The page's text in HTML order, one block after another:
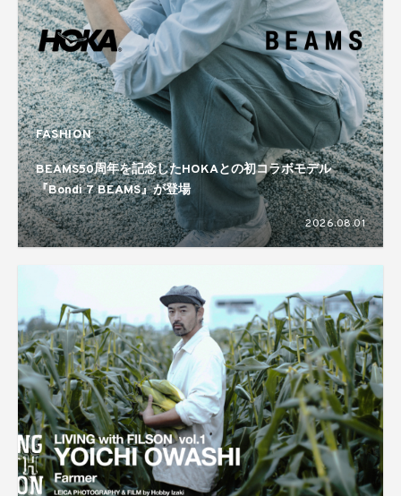
FASHION
BEAMS50周年を記念したHOKAとの初コラボモデル
『Bondi 7 BEAMS』が登場
2026.08.01